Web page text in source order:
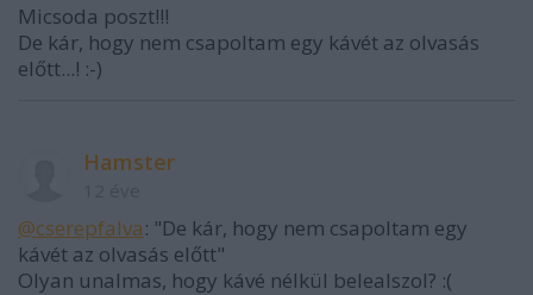
Micsoda poszt!!!
De kár, hogy nem csapoltam egy kávét az olvasás
előtt...! :-)
Hamster
@cserepfalva: "De kár, hogy nem csapoltam egy
kávét az olvasás előtt"
Olyan unalmas, hogy kávé nélkül belealszol? :(